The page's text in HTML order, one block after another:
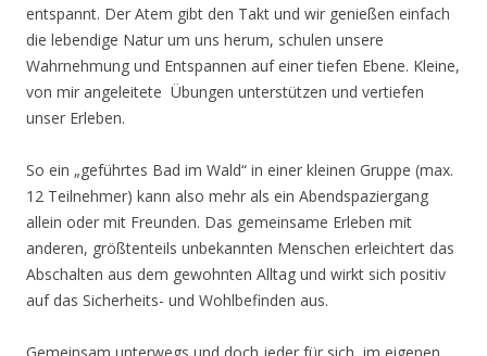
entspannt. Der Atem gibt den Takt und wir genießen einfach
die lebendige Natur um uns herum, schulen unsere
Wahrnehmung und Entspannen auf einer tiefen Ebene. Kleine,
von mir angeleitete Übungen unterstützen und vertiefen
unser Erleben.
So ein „geführtes Bad im Wald“ in einer kleinen Gruppe (max.
12 Teilnehmer) kann also mehr als ein Abendspaziergang
allein oder mit Freunden. Das gemeinsame Erleben mit
anderen, größtenteils unbekannten Menschen erleichtert das
Abschalten aus dem gewohnten Alltag und wirkt sich positiv
auf das Sicherheits- und Wohlbefinden aus.
Gemeinsam unterwegs und doch jeder für sich, im eigenen